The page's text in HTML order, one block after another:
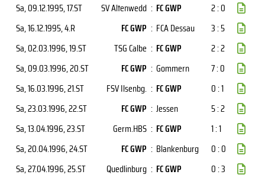
Sa, 09.12.1995, 17.ST SV Altenwedd : FC GWP
2 : 0
Sa, 16.12.1995, 4.R FC GWP : FCA Dessau
3 : 5
Sa, 02.03.1996, 19.ST TSG Calbe : FC GWP
2 : 2
Sa, 09.03.1996, 20.ST FC GWP : Gommern
7 : 0
Sa, 16.03.1996, 21.ST FSV Ilsenbg. : FC GWP
0 : 1
Sa, 23.03.1996, 22.ST FC GWP : Jessen
5 : 2
Sa, 13.04.1996, 23.ST Germ.HBS : FC GWP
1 : 1
Sa, 20.04.1996, 24.ST FC GWP : Blankenburg
0 : 0
Sa, 27.04.1996, 25.ST Quedlinburg : FC GWP
0 : 3